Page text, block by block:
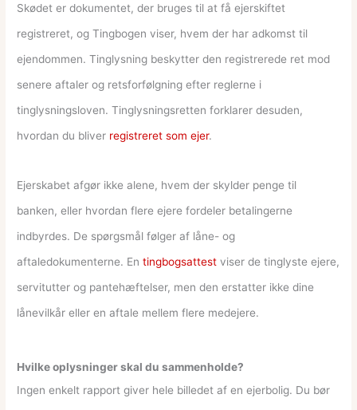
Skødet er dokumentet, der bruges til at få ejerskiftet
registreret, og Tingbogen viser, hvem der har adkomst til
ejendommen. Tinglysning beskytter den registrerede ret mod
senere aftaler og retsforfølgning efter reglerne i
tinglysningsloven. Tinglysningsretten forklarer desuden,
hvordan du bliver registreret som ejer.
Ejerskabet afgør ikke alene, hvem der skylder penge til
banken, eller hvordan flere ejere fordeler betalingerne
indbyrdes. De spørgsmål følger af låne- og
aftaledokumenterne. Entingbogsattest viser de tinglyste ejere,
servitutter og pantehæftelser, men den erstatter ikke dine
lånevilkår eller en aftale mellem flere medejere.
Hvilke oplysninger skal du sammenholde?
Ingen enkelt rapport giver hele billedet af en ejerbolig. Du bør